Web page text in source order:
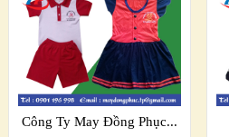
Công Ty May Đồng Phục...